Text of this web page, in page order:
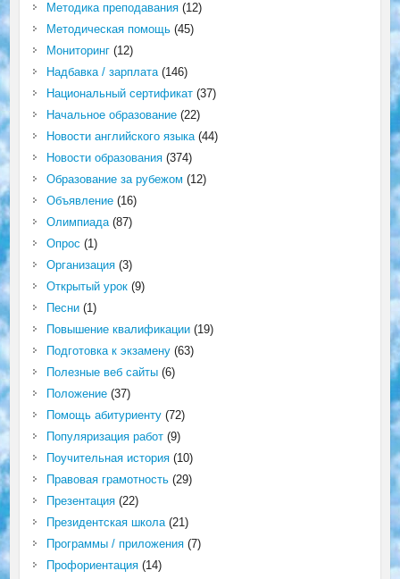
Методика преподавания(12)
Методическая помощь(45)
Мониторинг(12)
Надбавка / зарплата(146)
Национальный сертификат(37)
Начальное образование(22)
Новости английского языка(44)
Новости образования(374)
Образование за рубежом (12)
Объявление(16)
Олимпиада(87)
Опрос (1)
Организация(3)
Открытый урок(9)
Песни(1)
Повышение квалификации(19)
Подготовка к экзамену(63)
Полезные веб сайты(6)
Положение(37)
Помощь абитуриенту(72)
Популяризация работ(9)
Поучительная история(10)
Правовая грамотность(29)
Презентация(22)
Президентская школа(21)
Программы / приложения(7)
Профориентация(14)